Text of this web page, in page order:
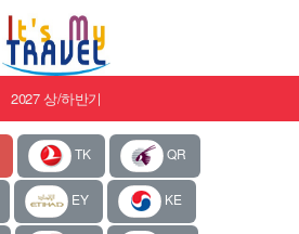
2027 상/하반기
TK QR
EY KE